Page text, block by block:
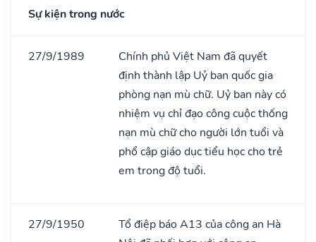
Sự kiện trong nước
27/9/1989
Chính phủ Việt Nam đã quyết
định thành lập Uỷ ban quốc gia
phòng nạn mù chữ. Uỷ ban này có
nhiệm vụ chỉ đạo công cuộc thống
nạn mù chữ cho người lớn tuổi và
phổ cập giáo dục tiểu học cho trẻ
em trong độ tuổi.
27/9/1950
Tổ điệp báo A13 của công an Hà